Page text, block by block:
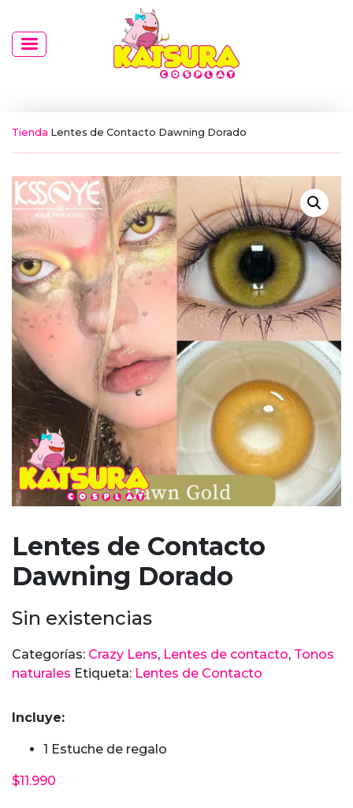
Tienda Lentes de Contacto Dawning Dorado
Lentes de Contacto
Dawning Dorado
$11.990
Incluye:
1 Estuche de regalo
Sin existencias
Categorías: Crazy Lens, Lentes de contacto, Tonos
naturales Etiqueta: Lentes de Contacto